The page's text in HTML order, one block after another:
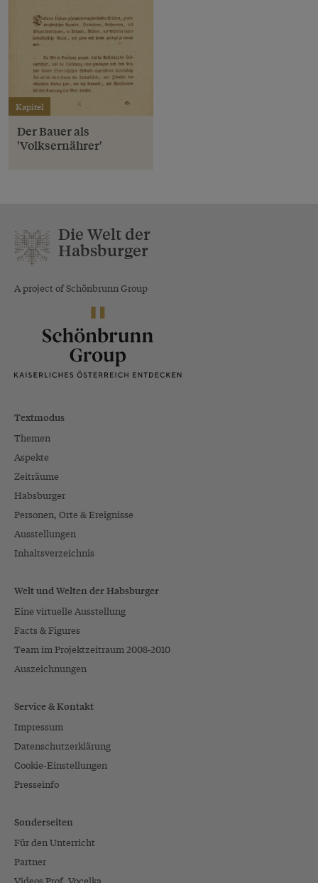
Kapitel
Der Bauer als
'Volksernährer'
Die Welt der
Habsburger
A project of Schönbrunn Group
Textmodus
Themen
Aspekte
Zeiträume
Habsburger
Personen, Orte & Ereignisse
Ausstellungen
Inhaltsverzeichnis
Welt und Welten der Habsburger
Eine virtuelle Ausstellung
Facts & Figures
Team im Projektzeitraum 2008-2010
Auszeichnungen
Service & Kontakt
Impressum
Datenschutzerklärung
Cookie-Einstellungen
Presseinfo
Sonderseiten
Für den Unterricht
Partner